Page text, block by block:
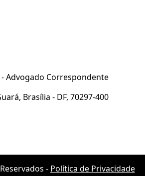
Advogado Correspondente
Brasília - DF, 70297-400
- Política de Privacidade